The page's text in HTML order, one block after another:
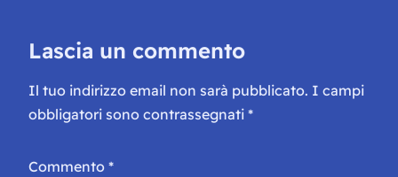
Lascia un commento
Il tuo indirizzo email non sarà pubblicato. I campi
obbligatori sono contrassegnati *
Commento *